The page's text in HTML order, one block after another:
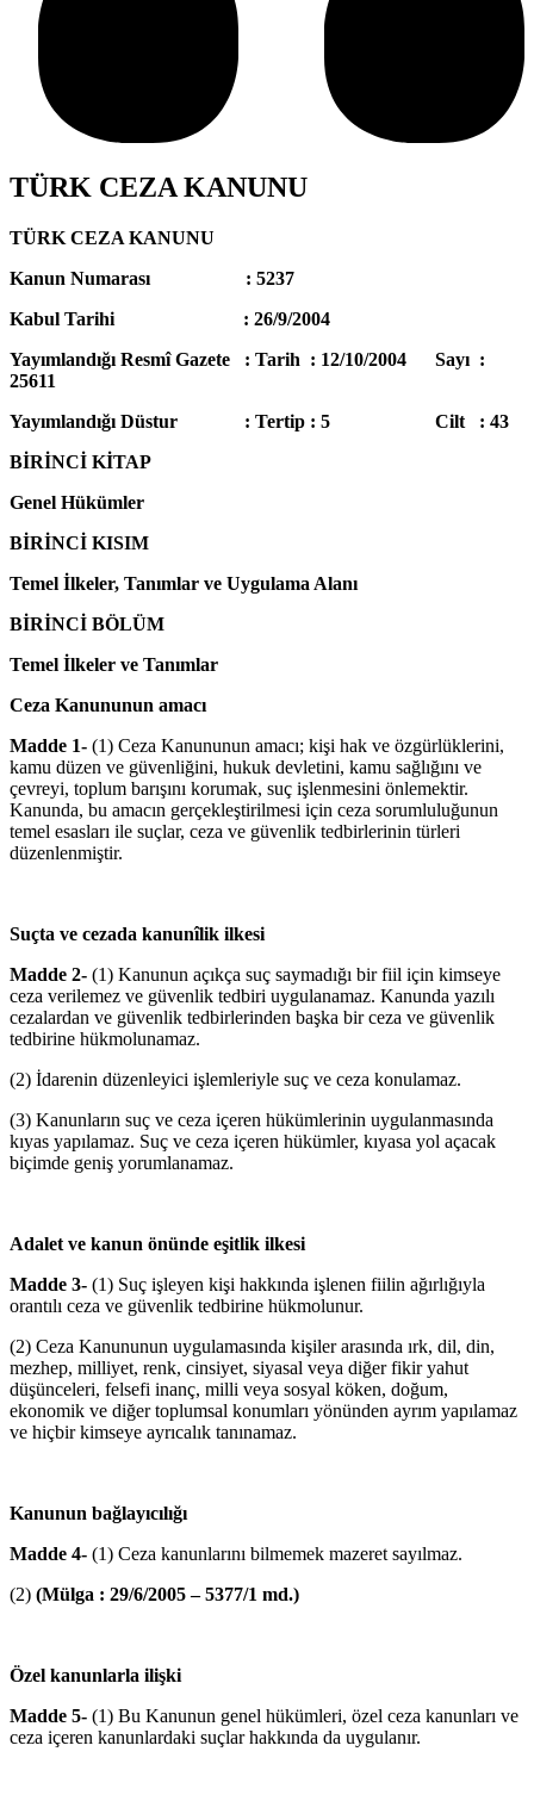
TÜRK CEZA KANUNU
TÜRK CEZA KANUNU
Kanun Numarası : 5237
Kabul Tarihi : 26/9/2004
Yayımlandığı Resmî Gazete : Tarih : 12/10/2004 Sayı :
25611
Yayımlandığı Düstur : Tertip : 5 Cilt : 43
BİRİNCİ KİTAP
Genel Hükümler
BİRİNCİ KISIM
Temel İlkeler, Tanımlar ve Uygulama Alanı
BİRİNCİ BÖLÜM
Temel İlkeler ve Tanımlar
Ceza Kanununun amacı
Madde 1- (1) Ceza Kanununun amacı; kişi hak ve özgürlüklerini,
kamu düzen ve güvenliğini, hukuk devletini, kamu sağlığını ve
çevreyi, toplum barışını korumak, suç işlenmesini önlemektir.
Kanunda, bu amacın gerçekleştirilmesi için ceza sorumluluğunun
temel esasları ile suçlar, ceza ve güvenlik tedbirlerinin türleri
düzenlenmiştir.
Suçta ve cezada kanunîlik ilkesi
Madde 2- (1) Kanunun açıkça suç saymadığı bir fiil için kimseye
ceza verilemez ve güvenlik tedbiri uygulanamaz. Kanunda yazılı
cezalardan ve güvenlik tedbirlerinden başka bir ceza ve güvenlik
tedbirine hükmolunamaz.
(2) İdarenin düzenleyici işlemleriyle suç ve ceza konulamaz.
(3) Kanunların suç ve ceza içeren hükümlerinin uygulanmasında
kıyas yapılamaz. Suç ve ceza içeren hükümler, kıyasa yol açacak
biçimde geniş yorumlanamaz.
Adalet ve kanun önünde eşitlik ilkesi
Madde 3- (1) Suç işleyen kişi hakkında işlenen fiilin ağırlığıyla
orantılı ceza ve güvenlik tedbirine hükmolunur.
(2) Ceza Kanununun uygulamasında kişiler arasında ırk, dil, din,
mezhep, milliyet, renk, cinsiyet, siyasal veya diğer fikir yahut
düşünceleri, felsefi inanç, milli veya sosyal köken, doğum,
ekonomik ve diğer toplumsal konumları yönünden ayrım yapılamaz
ve hiçbir kimseye ayrıcalık tanınamaz.
Kanunun bağlayıcılığı
Madde 4- (1) Ceza kanunlarını bilmemek mazeret sayılmaz.
(2) (Mülga : 29/6/2005 – 5377/1 md.)
Özel kanunlarla ilişki
Madde 5- (1) Bu Kanunun genel hükümleri, özel ceza kanunları ve
ceza içeren kanunlardaki suçlar hakkında da uygulanır.